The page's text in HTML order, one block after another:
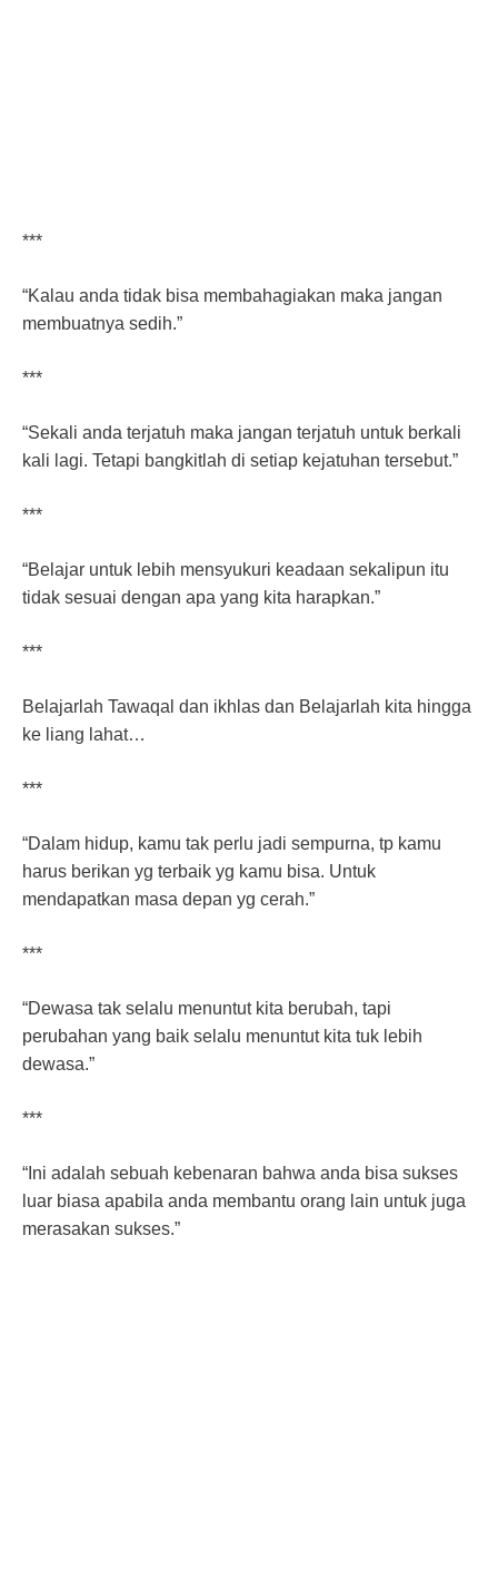
***
“Kalau anda tidak bisa membahagiakan maka jangan
membuatnya sedih.”
***
“Sekali anda terjatuh maka jangan terjatuh untuk berkali
kali lagi. Tetapi bangkitlah di setiap kejatuhan tersebut.”
***
“Belajar untuk lebih mensyukuri keadaan sekalipun itu
tidak sesuai dengan apa yang kita harapkan.”
***
Belajarlah Tawaqal dan ikhlas dan Belajarlah kita hingga
ke liang lahat…
***
“Dalam hidup, kamu tak perlu jadi sempurna, tp kamu
harus berikan yg terbaik yg kamu bisa. Untuk
mendapatkan masa depan yg cerah.”
***
“Dewasa tak selalu menuntut kita berubah, tapi
perubahan yang baik selalu menuntut kita tuk lebih
dewasa.”
***
“Ini adalah sebuah kebenaran bahwa anda bisa sukses
luar biasa apabila anda membantu orang lain untuk juga
merasakan sukses.”